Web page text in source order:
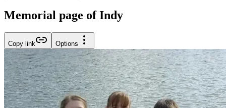
Memorial page of Indy
Copy link Options